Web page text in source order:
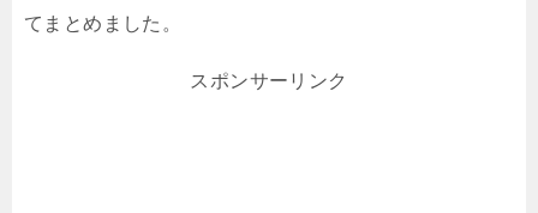
てまとめました。
スポンサーリンク